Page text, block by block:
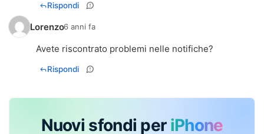
Rispondi
Lorenzo6 anni fa
Avete riscontrato problemi nelle notifiche?
Rispondi
Nuovi sfondi per iPhone